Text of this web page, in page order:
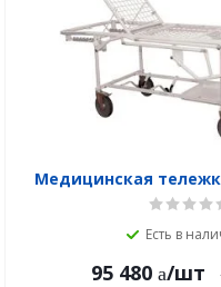
Медицинская
Есть в
95 480 /шт